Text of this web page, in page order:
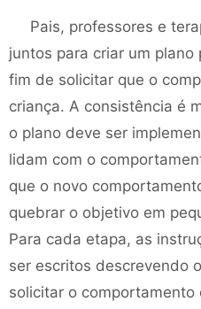
Pais, professores e
juntos para criar um plano
fim de solicitar que o
criança. A consistência é
o plano deve ser
lidam com o
que o novo
quebrar o objetivo em
Para cada etapa, as
ser escritos descrevendo
solicitar o